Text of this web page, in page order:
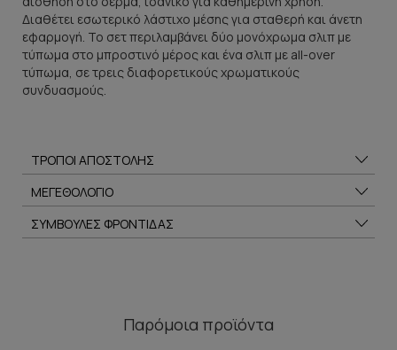
Διαθέτει εσωτερικό λάστιχο μέσης για σταθερή και άνετη
εφαρμογή. Το σετ περιλαμβάνει δύο μονόχρωμα σλιπ με
τύπωμα στο μπροστινό μέρος και ένα σλιπ με all-over
τύπωμα, σε τρεις διαφορετικούς χρωματικούς
συνδυασμούς.
ΤΡΟΠΟΙ ΑΠΟΣΤΟΛΗΣ
ΜΕΓΕΘΟΛΟΓΙΟ
ΣΥΜΒΟΥΛΕΣ ΦΡΟΝΤΙΔΑΣ
Παρόμοια προϊόντα